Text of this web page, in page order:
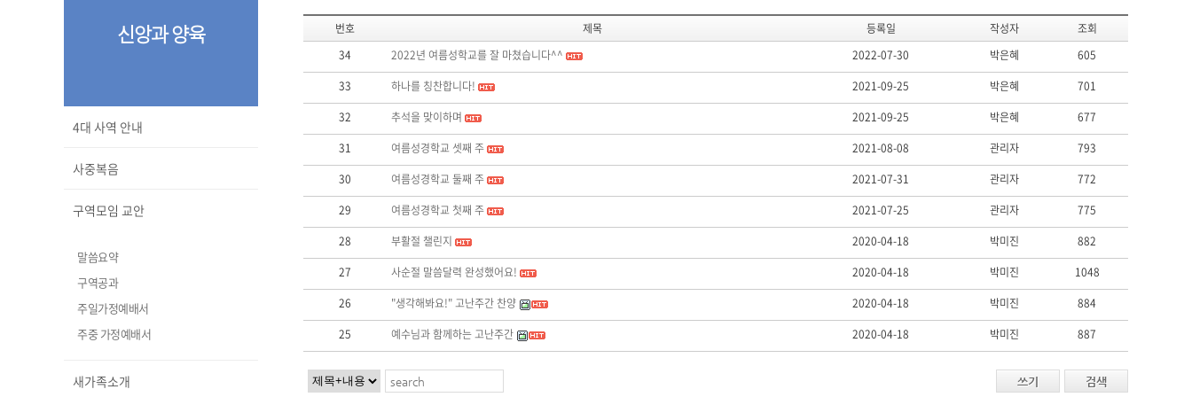
신앙과 양육
4대 사역 안내
사중복음
구역모임 교안
말씀요약
구역공과
주일가정예배서
주중 가정예배서
새가족소개
번호 제목 등록일 작성자
조회
34
2022년 여름성학교를 잘 마쳤습니다^^ 2022-07-30 박은혜
605
33
하나를 칭찬합니다! 2021-09-25 박은혜
701
32
추석을 맞이하며 2021-09-25 박은혜
677
31
여름성경학교 셋째 주 2021-08-08 관리자
793
30
여름성경학교 둘째 주 2021-07-31 관리자
772
29
여름성경학교 첫째 주 2021-07-25 관리자
775
28
부활절 챌린지 2020-04-18 박미진
882
27
사순절 말씀달력 완성했어요! 2020-04-18 박미진
1048
26
"생각해봐요!" 고난주간 찬양 2020-04-18 박미진
884
25
예수님과 함께하는 고난주간 2020-04-18 박미진 887
검색
쓰기